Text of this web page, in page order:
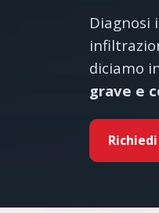
Diagnosi
diciamo
grave e